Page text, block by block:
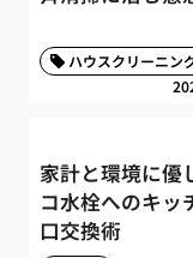
ハウスクリーニン
家計と環境に優
コ水栓へのキッ
口交換術